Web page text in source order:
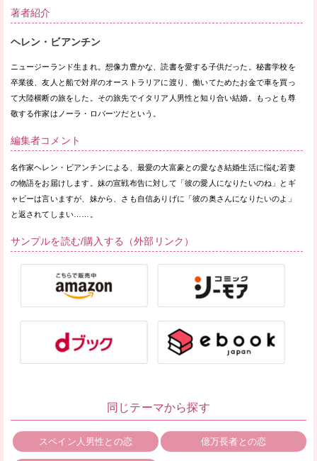
著者紹介
ヘレン・ビアンチン
ニュージーランド生まれ。想像力豊かな、読書を愛する子供だった。秘書学校を
卒業後、友人と船で対岸のオーストラリアに渡り、働いてためたお金で車を買っ
て大陸横断の旅をした。その旅先でイタリア人男性と知り合い結婚。もっとも尊
敬する作家はノーラ・ロバーツだという。
編集者コメント
名作家ヘレン・ビアンチンによる、最愛の大富豪との愛なき結婚生活に悩む若妻
の物語をお届けします。妹の宣戦布告に対して「彼の愛人になりたいのね」とギ
ャビーは言いますが、妹から、さも自信ありげに「彼の奥さんになりたいのよ」
と返されてしまい……。
サンプルを読む/購入する（外部リンク）
同じテーマから探す
スペイン人男性との恋 億万長者との恋